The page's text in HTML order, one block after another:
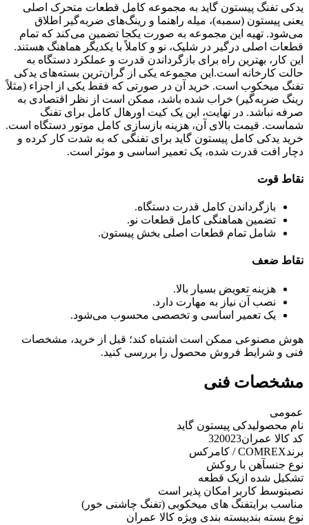
یدکی تفنگ پیستون گاید به مجموعه کامل قطعات متحرک اصلی
یعنی پیستون (سمبه)، میله راهنما و رینگ‌های ضربه‌گیر اطلاق
می‌شود. تهیه این مجموعه به صورت یکجا تضمین می‌کند که تمام
قطعات اصلی درگیر در شلیک، نو و کاملاً با یکدیگر هماهنگ هستند.
این کار، بهترین راه برای بازگرداندن قدرت و عملکرد دستگاه به
حالت کارخانه است.این مجموعه یکی از گران‌ترین بسته‌های یدکی
تفنگ میخکوب است. خرید آن در صورتی که فقط یکی از اجزاء (مثلاً
رینگ ضربه‌گیر) خراب شده باشد، ممکن است از نظر اقتصادی به
صرفه نباشد. در نهایت، این یک کیت اورهال کامل برای تفنگ
شماست. قیمت بالای آن، هزینه بازسازی کامل موتور دستگاه است.
خرید یدکی کامل پیستون گاید برای تفنگی که به شدت کار کرده و
دچار افت قدرت شده، یک تعمیر اساسی و موثر است.
نقاط قوت
بازگرداندن کامل قدرت دستگاه.
تضمین هماهنگی کامل قطعات نو.
شامل تمام قطعات اصلی بخش پیستون.
نقاط ضعف
هزینه تعویض بسیار بالا.
نصب آن نیاز به مهارت دارد.
یک تعمیر اساسی و تخصصی محسوب می‌شود.
هوش مصنوعی ممکن است اشتباه کند؛ قبل از خرید، مشخصات
فنی و شرایط فروش محصول را بررسی کنید.
مشخصات فنی
عمومی
نام محصولیدکی پیستون گاید
کد کالا عمران320023
برندCOMREX / کامرکس
نوع جنسآهن با روکش
تشکیل شده از یک قطعه
نصبتوسط کاربر امکان پذیر است
مناسب برایتفنگ های میخکوبی (تفنگ چاشنی خور)
نوع بسته بندیبسته بندی ویژه کالا عمران